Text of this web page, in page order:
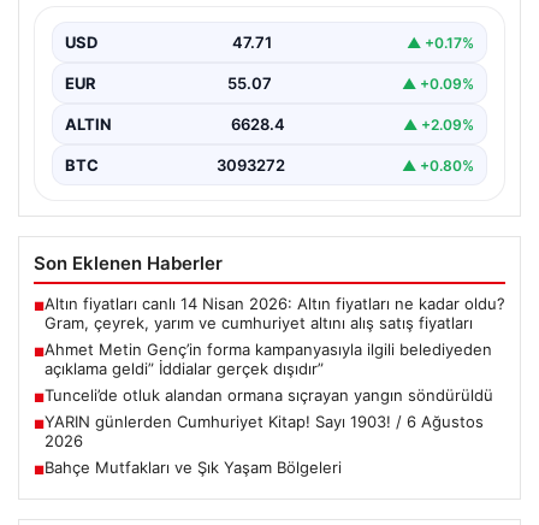
USD 47.71 ▲ +0.17%
EUR 55.07 ▲ +0.09%
ALTIN 6628.4 ▲ +2.09%
BTC 3093272 ▲ +0.80%
Son Eklenen Haberler
■Altın fiyatları canlı 14 Nisan 2026: Altın fiyatları ne kadar oldu?
Gram, çeyrek, yarım ve cumhuriyet altını alış satış fiyatları
■Ahmet Metin Genç’in forma kampanyasıyla ilgili belediyeden
açıklama geldi” İddialar gerçek dışıdır”
■Tunceli’de otluk alandan ormana sıçrayan yangın söndürüldü
■YARIN günlerden Cumhuriyet Kitap! Sayı 1903! / 6 Ağustos
2026
■Bahçe Mutfakları ve Şık Yaşam Bölgeleri